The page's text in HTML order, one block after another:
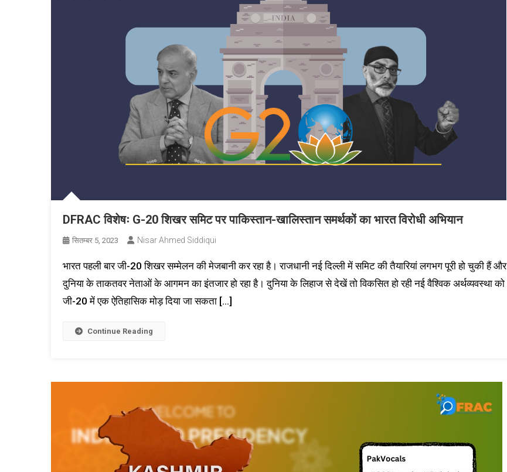
DFRAC विशेषः G-20 शिखर समिट पर पाकिस्तान-खालिस्तान समर्थकों का भारत विरोधी अभियान
सितम्बर 5, 2023 Nisar Ahmed Siddiqui
भारत पहली बार जी-20 शिखर सम्मेलन की मेजबानी कर रहा है। राजधानी नई दिल्ली में समिट की तैयारियां लगभग पूरी हो चुकी हैं और
दुनिया के ताकतवर नेताओं के आगमन का इंतजार हो रहा है। दुनिया के लिहाज से देखें तो विकसित हो रही नई वैश्विक अर्थव्यवस्था को
जी-20 में एक ऐतिहासिक मोड़ दिया जा सकता […]
Continue Reading